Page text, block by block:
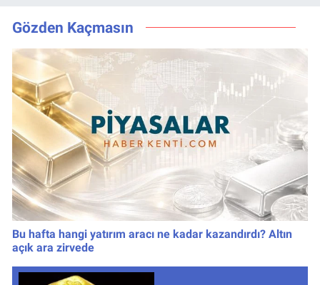
Gözden Kaçmasın
Bu hafta hangi yatırım aracı ne kadar kazandırdı? Altın
açık ara zirvede